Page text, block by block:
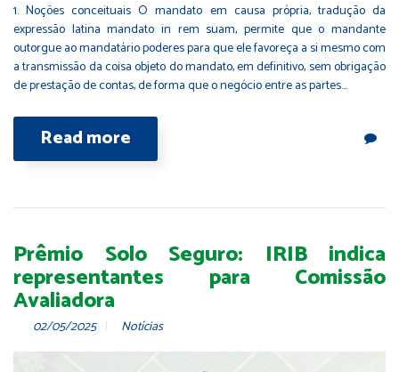
1. Noções conceituais O mandato em causa própria, tradução da
expressão latina mandato in rem suam, permite que o mandante
outorgue ao mandatário poderes para que ele favoreça a si mesmo com
a transmissão da coisa objeto do mandato, em definitivo, sem obrigação
de prestação de contas, de forma que o negócio entre as partes…
Read more
Prêmio Solo Seguro: IRIB indica
representantes para Comissão
Avaliadora
02/05/2025 Notícias